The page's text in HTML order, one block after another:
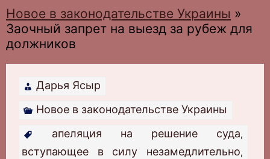
Новое в законодательстве Украины »
Заочный запрет на выезд за рубеж для
должников
Дарья Ясыр
Новое в законодательстве Украины
апеляция на решение суда,
вступающее в силу незамедлительно,